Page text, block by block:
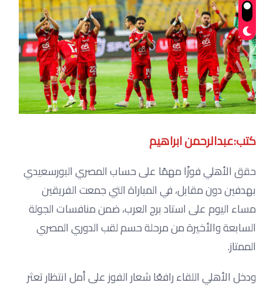
كتب:عبدالرحمن ابراهيم
حقق الأهلي فوزًا مهمًا على حساب المصري البورسعيدي
بهدفين دون مقابل، في المباراة التي جمعت الفريقين
مساء اليوم على استاد برج العرب، ضمن منافسات الجولة
السابعة والأخيرة من مرحلة حسم لقب الدوري المصري
الممتاز.
ودخل الأهلي اللقاء رافعًا شعار الفوز على أمل انتظار تعثر